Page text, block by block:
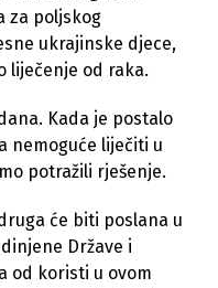
za poljskog
ukrajinske djece,
liječenje od raka.
Kada je postalo
nemoguće liječiti u
potražili rješenje.
će biti poslana u
Države i
od koristi u ovom